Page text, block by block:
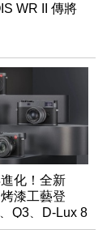
WR II 傳將
化！全新
烤漆工藝登
Q3、D-Lux 8